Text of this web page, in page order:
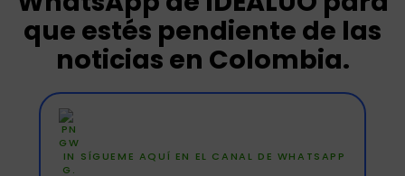
que estés pendiente de las
noticias en Colombia.
SÍGUEME AQUÍ EN EL CANAL DE WHATSAPP